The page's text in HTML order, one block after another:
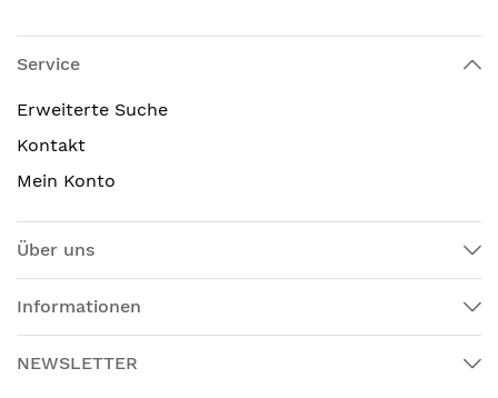
Service
Erweiterte Suche
Kontakt
Mein Konto
Über uns
Informationen
NEWSLETTER